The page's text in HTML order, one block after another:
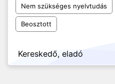
Nem szükséges nyelvtudás
Beosztott
Kereskedő, eladó